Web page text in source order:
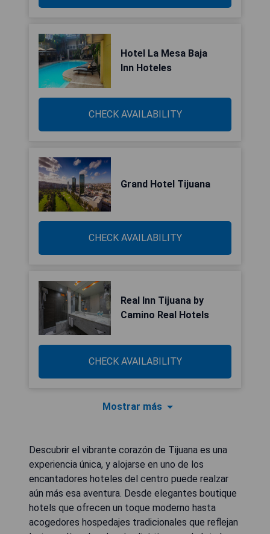
Hotel La Mesa Baja
Inn Hoteles
CHECK AVAILABILITY
Grand Hotel Tijuana
CHECK AVAILABILITY
Real Inn Tijuana by
Camino Real Hotels
CHECK AVAILABILITY
Mostrar más
Descubrir el vibrante corazón de Tijuana es una
experiencia única, y alojarse en uno de los
encantadores hoteles del centro puede realzar
aún más esa aventura. Desde elegantes boutique
hotels que ofrecen un toque moderno hasta
acogedores hospedajes tradicionales que reflejan